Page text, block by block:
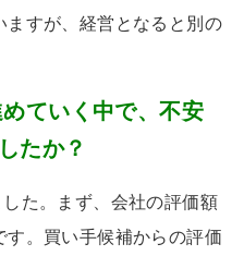
すが、経営となると別の
ていく中で、不安
たか？
た。まず、会社の評価額
。買い手候補からの評価